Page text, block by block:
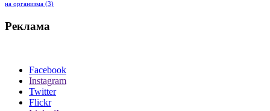
на организма (3)
Реклама
Facebook
Instagram
Twitter
Flickr